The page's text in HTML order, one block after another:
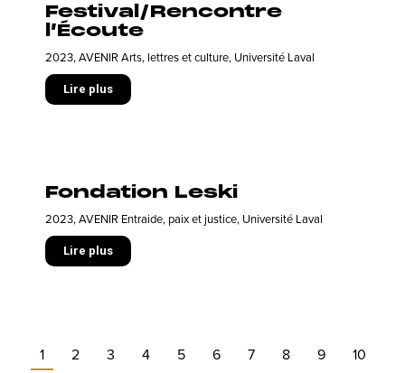
Festival/Rencontre
l’Écoute
2023,AVENIR Arts, lettres et culture, Université Laval
Lire plus
Fondation Leski
2023,AVENIR Entraide, paix et justice, Université Laval
Lire plus
1 2 3 4 5 6 7 8 9
10